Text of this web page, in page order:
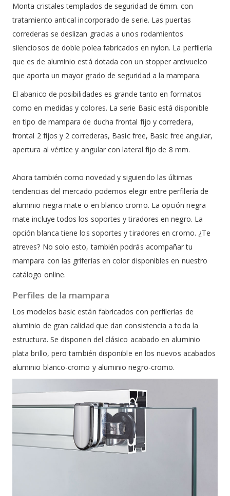
Monta cristales templados de seguridad de 6mm. con
tratamiento antical incorporado de serie. Las puertas
correderas se deslizan gracias a unos rodamientos
silenciosos de doble polea fabricados en nylon. La perfilería
que es de aluminio está dotada con un stopper antivuelco
que aporta un mayor grado de seguridad a la mampara.
El abanico de posibilidades es grande tanto en formatos
como en medidas y colores. La serie Basic está disponible
en tipo de mampara de ducha frontal fijo y corredera,
frontal 2 fijos y 2 correderas, Basic free, Basic free angular,
apertura al vértice y angular con lateral fijo de 8 mm.
Ahora también como novedad y siguiendo las últimas
tendencias del mercado podemos elegir entre perfilería de
aluminio negra mate o en blanco cromo. La opción negra
mate incluye todos los soportes y tiradores en negro. La
opción blanca tiene los soportes y tiradores en cromo. ¿Te
atreves? No solo esto, también podrás acompañar tu
mampara con las griferías en color disponibles en nuestro
catálogo online.
Perfiles de la mampara
Los modelos basic están fabricados con perfilerías de
aluminio de gran calidad que dan consistencia a toda la
estructura. Se disponen del clásico acabado en aluminio
plata brillo, pero también disponible en los nuevos acabados
aluminio blanco-cromo y aluminio negro-cromo.